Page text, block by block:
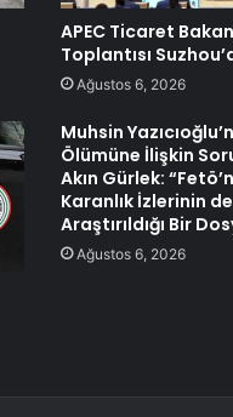
APEC Ticaret
Toplantısı
Ağustos 6, 2026
Muhsin
Ölümüne İlişkin
Akın Gürlek:
Karanlık İzlerinin de
Araştırıldığı Bir
Ağustos 6, 2026